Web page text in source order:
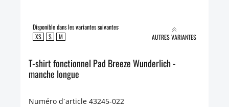
Disponible dans les variantes suivantes:
XS
S M AUTRES VARIANTES
T-shirt fonctionnel Pad Breeze Wunderlich -
manche longue
Numéro d´article 43245-022